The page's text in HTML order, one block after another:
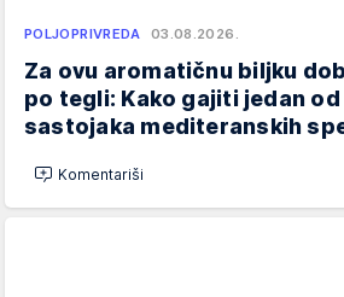
POLJOPRIVREDA 03.08.2026.
Za ovu aromatičnu biljku
po tegli: Kako gajiti jedan
sastojaka mediteranskih
Komentariši